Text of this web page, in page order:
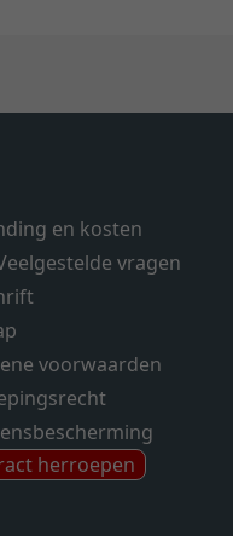
en kosten
vragen
voorwaarden
herroepen